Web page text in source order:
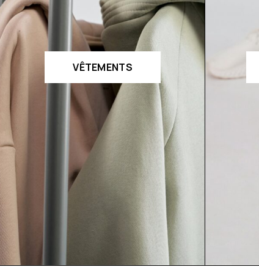
VÊTEMENTS